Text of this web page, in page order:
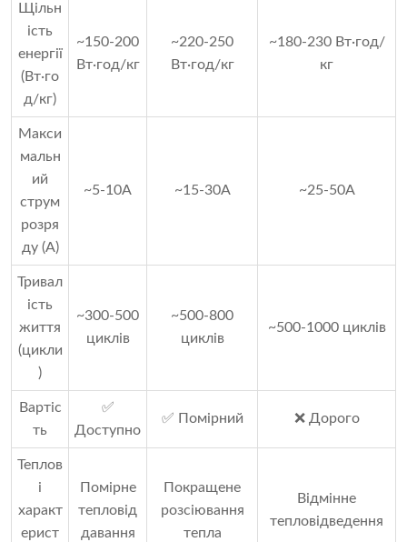
Щільн
ість
енергії
(Вт·го
д/кг)
~150-200
Вт·год/кг
~220-250
Вт·год/кг
~180-230 Вт·год/
кг
Макси
мальн
ий
струм
розря
ду (А)
~5-10A ~15-30A ~25-50A
Тривал
ість
життя
(цикли
)
~300-500
циклів
~500-800
циклів
~500-1000 циклів
Вартіс
ть
✅
Доступно
✅ Помірний ❌ Дорого
Теплов
і
характ
ерист
Помірне
тепловід
давання
Покращене
розсіювання
тепла
Відмінне
тепловідведення